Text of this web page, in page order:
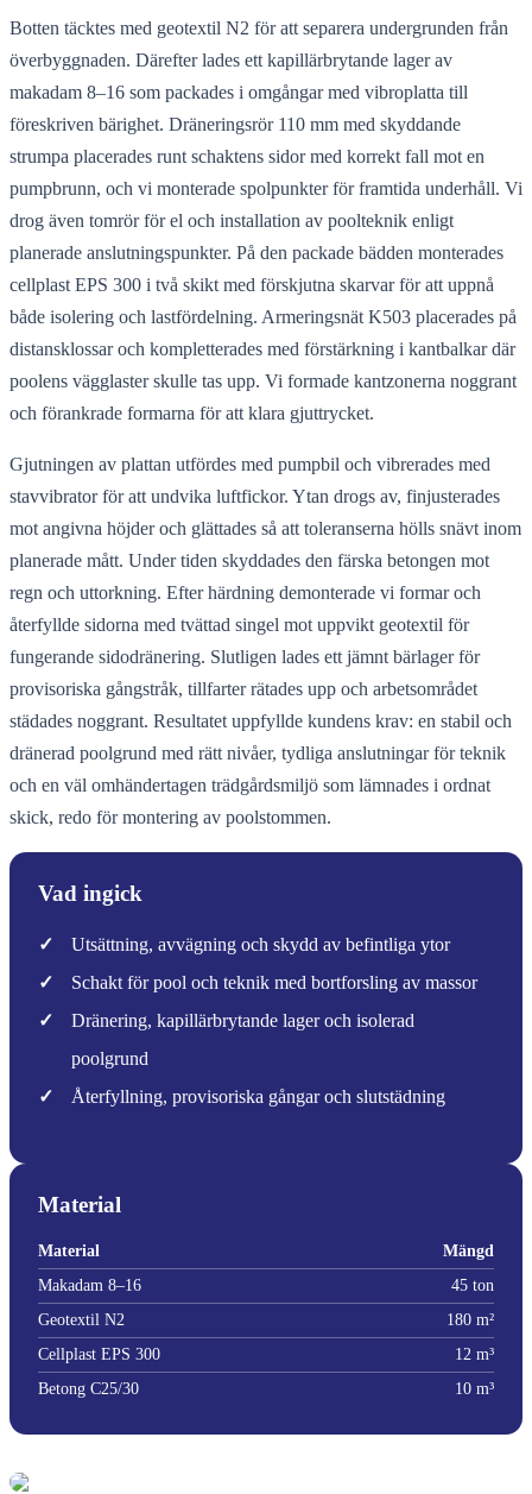
Botten täcktes med geotextil N2 för att separera undergrunden från
överbyggnaden. Därefter lades ett kapillärbrytande lager av
makadam 8–16 som packades i omgångar med vibroplatta till
föreskriven bärighet. Dräneringsrör 110 mm med skyddande
strumpa placerades runt schaktens sidor med korrekt fall mot en
pumpbrunn, och vi monterade spolpunkter för framtida underhåll. Vi
drog även tomrör för el och installation av poolteknik enligt
planerade anslutningspunkter. På den packade bädden monterades
cellplast EPS 300 i två skikt med förskjutna skarvar för att uppnå
både isolering och lastfördelning. Armeringsnät K503 placerades på
distansklossar och kompletterades med förstärkning i kantbalkar där
poolens vägglaster skulle tas upp. Vi formade kantzonerna noggrant
och förankrade formarna för att klara gjuttrycket.
Gjutningen av plattan utfördes med pumpbil och vibrerades med
stavvibrator för att undvika luftfickor. Ytan drogs av, finjusterades
mot angivna höjder och glättades så att toleranserna hölls snävt inom
planerade mått. Under tiden skyddades den färska betongen mot
regn och uttorkning. Efter härdning demonterade vi formar och
återfyllde sidorna med tvättad singel mot uppvikt geotextil för
fungerande sidodränering. Slutligen lades ett jämnt bärlager för
provisoriska gångstråk, tillfarter rätades upp och arbetsområdet
städades noggrant. Resultatet uppfyllde kundens krav: en stabil och
dränerad poolgrund med rätt nivåer, tydliga anslutningar för teknik
och en väl omhändertagen trädgårdsmiljö som lämnades i ordnat
skick, redo för montering av poolstommen.
Vad ingick
✓
Utsättning, avvägning och skydd av befintliga ytor
✓
Schakt för pool och teknik med bortforsling av massor
✓
Dränering, kapillärbrytande lager och isolerad
poolgrund
✓
Återfyllning, provisoriska gångar och slutstädning
Material
Material
Mängd
Makadam 8–16
45 ton
Geotextil N2
180 m²
Cellplast EPS 300
12 m³
Betong C25/30
10 m³